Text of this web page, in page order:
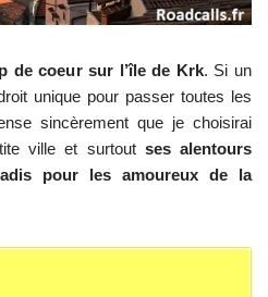
de coeur sur l’île de Krk. Si un
unique pour passer toutes les
sincèrement que je choisirai
ville et surtout ses alentours
pour les amoureux de la